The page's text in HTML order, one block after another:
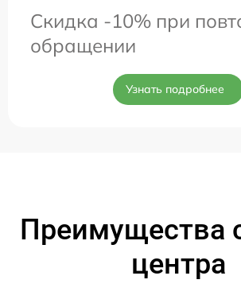
Скидка -10% при
обращении
Узнать подробнее
Преимущества
центра